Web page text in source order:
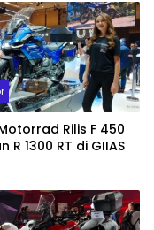
Rilis F 450
R 1300 RT di GIIAS